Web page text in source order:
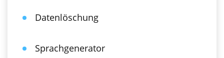
Datenlöschung
Sprachgenerator